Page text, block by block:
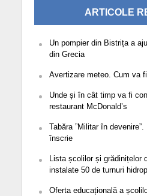
ARTICOLE
Un pompier din Bistrița a
din Grecia
Avertizare meteo. Cum va
Unde și în cât timp va fi
restaurant McDonald’s
Tabăra ”Militar în
înscrie
Lista școlilor și grădinițelor
instalate 50 de turnuri
Oferta educațională a